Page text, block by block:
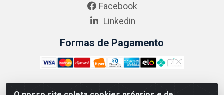
Facebook
Linkedin
Formas de Pagamento